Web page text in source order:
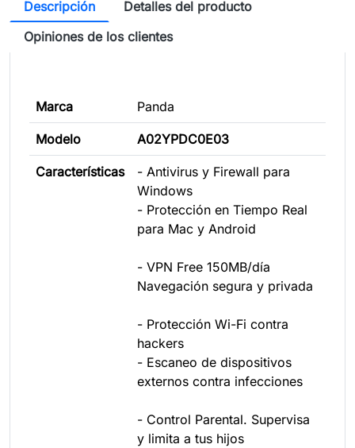
Descripción
Detalles del producto
Opiniones de los clientes
Marca Panda
Modelo A02YPDC0E03
Características
- Antivirus y Firewall para
Windows
- Protección en Tiempo Real
para Mac y Android
- VPN Free 150MB/día
Navegación segura y privada
- Protección Wi-Fi contra
hackers
- Escaneo de dispositivos
externos contra infecciones
- Control Parental. Supervisa
y limita a tus hijos